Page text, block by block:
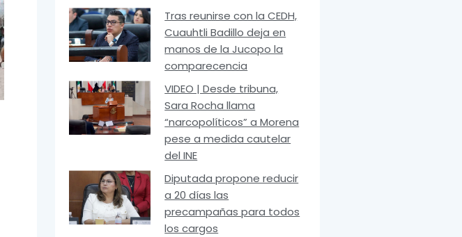
Tras reunirse con la CEDH,
Cuauhtli Badillo deja en
manos de la Jucopo la
comparecencia
VIDEO | Desde tribuna,
Sara Rocha llama
“narcopolíticos” a Morena
pese a medida cautelar
del INE
Diputada propone reducir
a 20 días las
precampañas para todos
los cargos